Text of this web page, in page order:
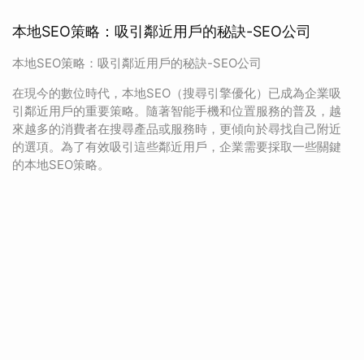
本地SEO策略：吸引鄰近用戶的秘訣-SEO公司
本地SEO策略：吸引鄰近用戶的秘訣-SEO公司
在現今的數位時代，本地SEO（搜尋引擎優化）已成為企業吸
引鄰近用戶的重要策略。隨著智能手機和位置服務的普及，越
來越多的消費者在搜尋產品或服務時，更傾向於尋找自己附近
的選項。為了有效吸引這些鄰近用戶，企業需要採取一些關鍵
的本地SEO策略。